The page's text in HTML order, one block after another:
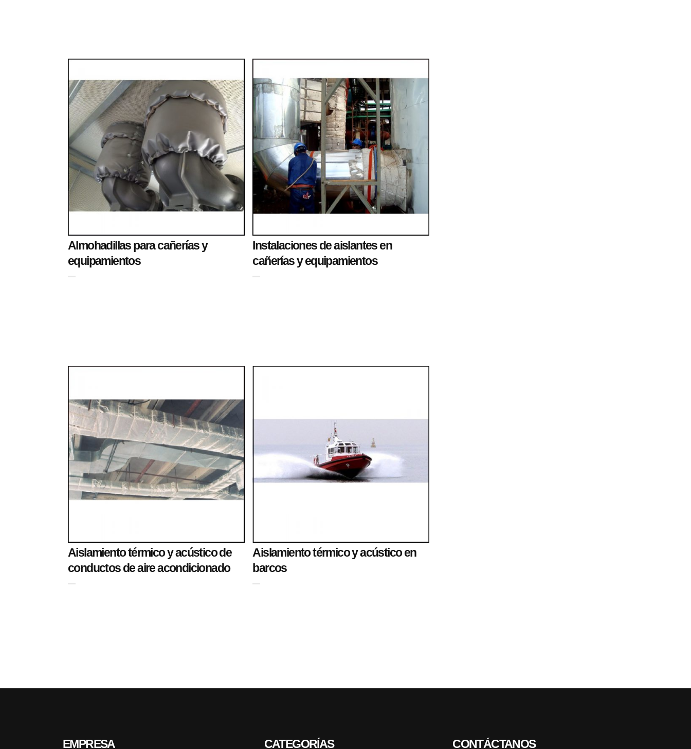
Almohadillas para cañerías y
equipamientos
Instalaciones de aislantes en
cañerías y equipamientos
Aislamiento térmico y acústico de
conductos de aire acondicionado
Aislamiento térmico y acústico en
barcos
EMPRESA CATEGORÍAS CONTÁCTANOS